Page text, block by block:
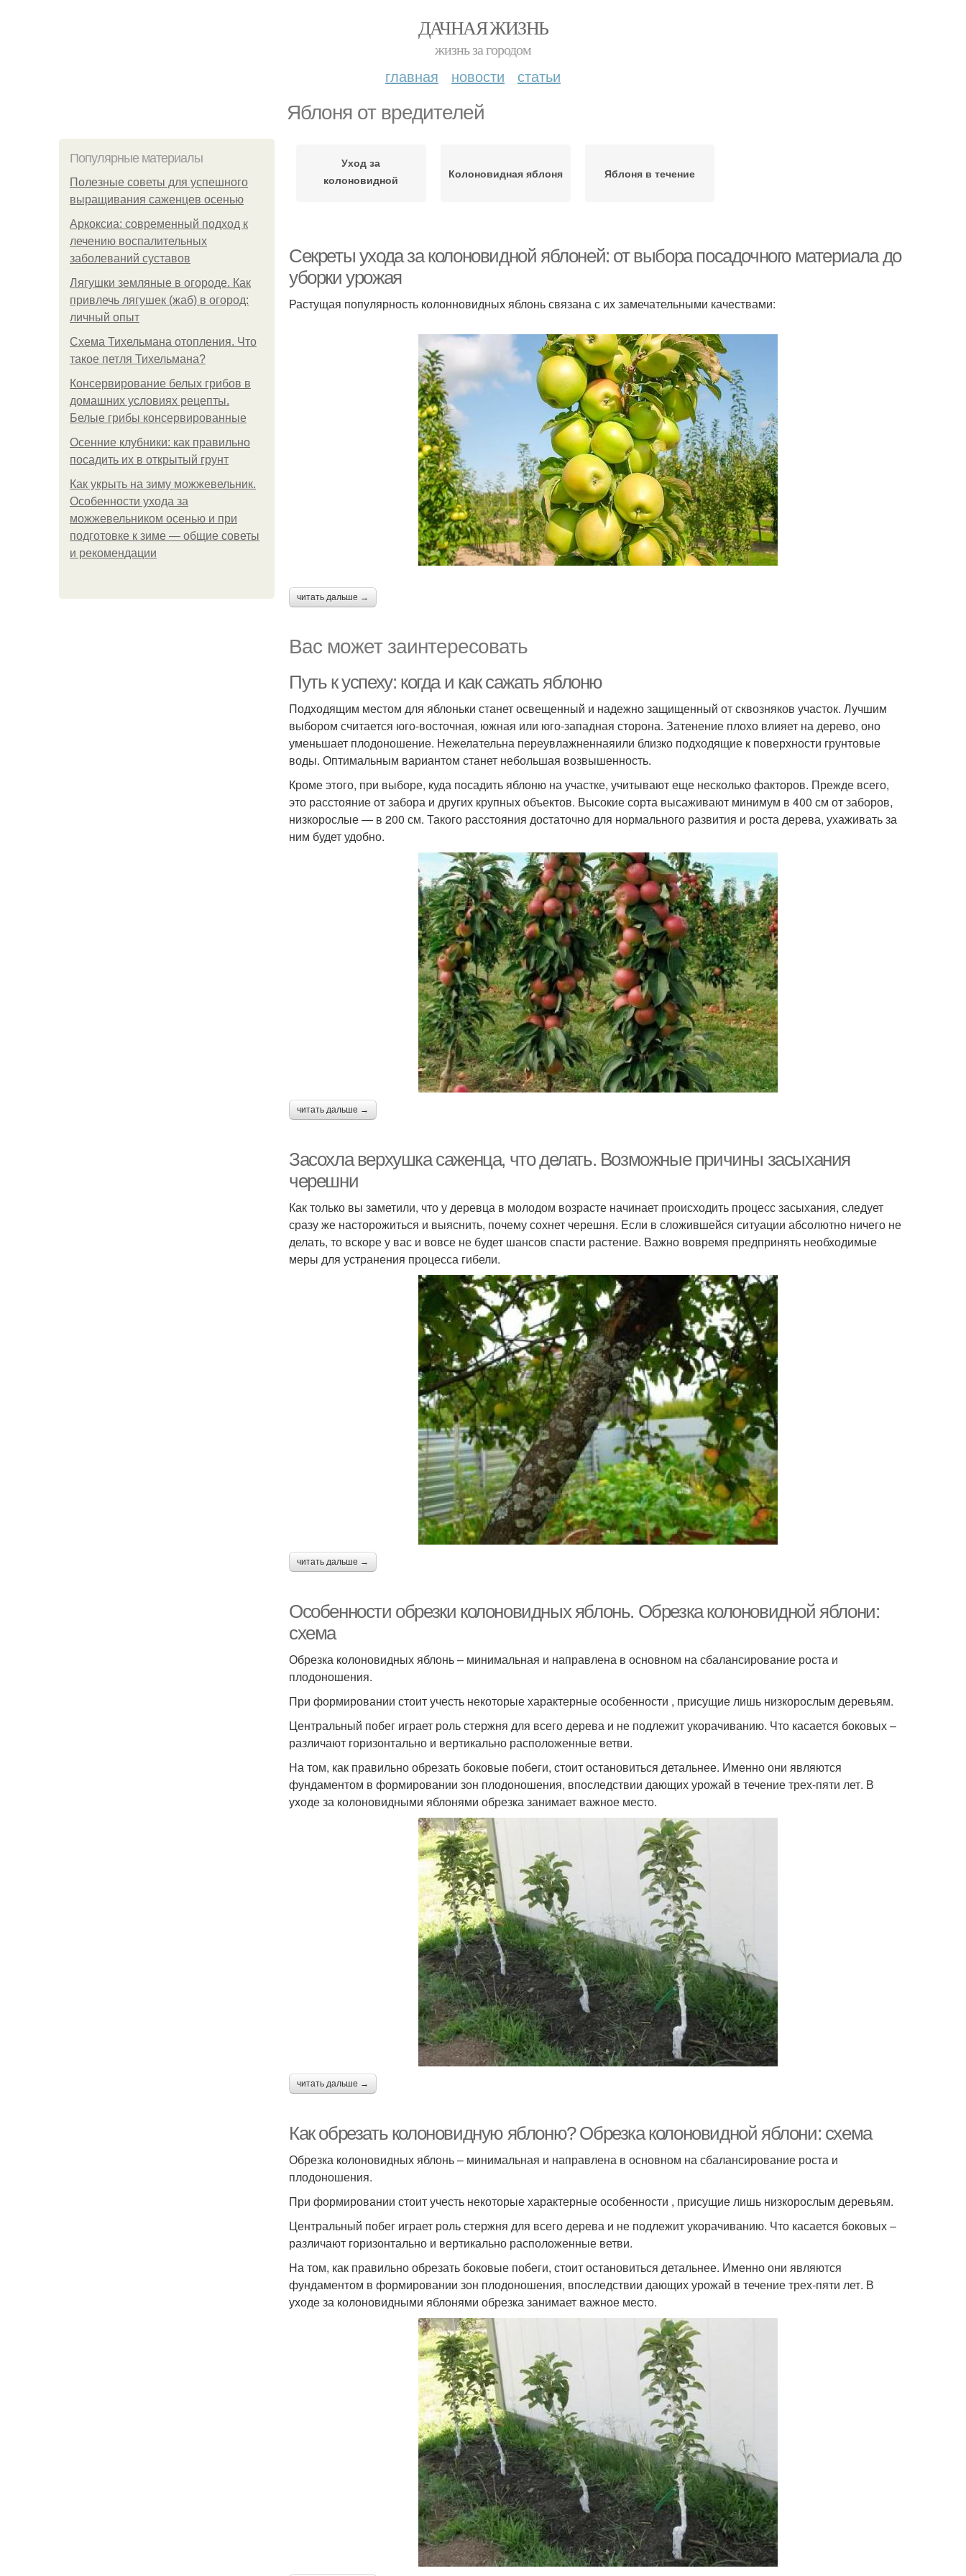
ДАЧНАЯ ЖИЗНЬ
жизнь за городом
главная новости статьи
Яблоня от вредителей
Популярные материалы
Полезные советы для успешного
выращивания саженцев осенью
Аркоксиа: современный подход к
лечению воспалительных
заболеваний суставов
Лягушки земляные в огороде. Как
привлечь лягушек (жаб) в огород:
личный опыт
Схема Тихельмана отопления. Что
такое петля Тихельмана?
Консервирование белых грибов в
домашних условиях рецепты.
Белые грибы консервированные
Осенние клубники: как правильно
посадить их в открытый грунт
Как укрыть на зиму можжевельник.
Особенности ухода за
можжевельником осенью и при
подготовке к зиме — общие советы
и рекомендации
Уход за
колоновидной
Колоновидная яблоня Яблоня в течение
Секреты ухода за колоновидной яблоней: от выбора посадочного материала до
уборки урожая
Растущая популярность колонновидных яблонь связана с их замечательными качествами:
читать дальше →
Вас может заинтересовать
Путь к успеху: когда и как сажать яблоню
Подходящим местом для яблоньки станет освещенный и надежно защищенный от сквозняков участок. Лучшим
выбором считается юго-восточная, южная или юго-западная сторона. Затенение плохо влияет на дерево, оно
уменьшает плодоношение. Нежелательна переувлажненнаяили близко подходящие к поверхности грунтовые
воды. Оптимальным вариантом станет небольшая возвышенность.
Кроме этого, при выборе, куда посадить яблоню на участке, учитывают еще несколько факторов. Прежде всего,
это расстояние от забора и других крупных объектов. Высокие сорта высаживают минимум в 400 см от заборов,
низкорослые — в 200 см. Такого расстояния достаточно для нормального развития и роста дерева, ухаживать за
ним будет удобно.
читать дальше →
Засохла верхушка саженца, что делать. Возможные причины засыхания
черешни
Как только вы заметили, что у деревца в молодом возрасте начинает происходить процесс засыхания, следует
сразу же насторожиться и выяснить, почему сохнет черешня. Если в сложившейся ситуации абсолютно ничего не
делать, то вскоре у вас и вовсе не будет шансов спасти растение. Важно вовремя предпринять необходимые
меры для устранения процесса гибели.
читать дальше →
Особенности обрезки колоновидных яблонь. Обрезка колоновидной яблони:
схема
Обрезка колоновидных яблонь – минимальная и направлена в основном на сбалансирование роста и
плодоношения.
При формировании стоит учесть некоторые характерные особенности , присущие лишь низкорослым деревьям.
Центральный побег играет роль стержня для всего дерева и не подлежит укорачиванию. Что касается боковых –
различают горизонтально и вертикально расположенные ветви.
На том, как правильно обрезать боковые побеги, стоит остановиться детальнее. Именно они являются
фундаментом в формировании зон плодоношения, впоследствии дающих урожай в течение трех-пяти лет. В
уходе за колоновидными яблонями обрезка занимает важное место.
читать дальше →
Как обрезать колоновидную яблоню? Обрезка колоновидной яблони: схема
Обрезка колоновидных яблонь – минимальная и направлена в основном на сбалансирование роста и
плодоношения.
При формировании стоит учесть некоторые характерные особенности , присущие лишь низкорослым деревьям.
Центральный побег играет роль стержня для всего дерева и не подлежит укорачиванию. Что касается боковых –
различают горизонтально и вертикально расположенные ветви.
На том, как правильно обрезать боковые побеги, стоит остановиться детальнее. Именно они являются
фундаментом в формировании зон плодоношения, впоследствии дающих урожай в течение трех-пяти лет. В
уходе за колоновидными яблонями обрезка занимает важное место.